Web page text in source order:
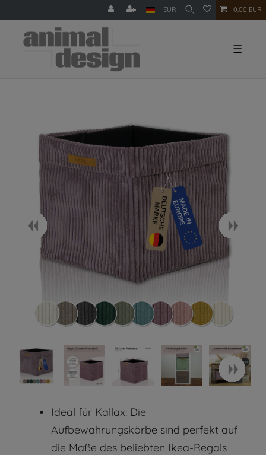
EUR 0,00 EUR
☰
Ideal für Kallax: Die
Aufbewahrungskörbe sind perfekt auf
die Maße des beliebten Ikea-Regals